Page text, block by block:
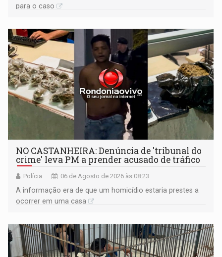
para o caso
NO CASTANHEIRA: ​Denúncia de 'tribunal do
crime' leva PM a prender acusado de tráfico
Polícia 06 de Agosto de 2026 às 08:23
A informação era de que um homicídio estaria prestes a
ocorrer em uma casa